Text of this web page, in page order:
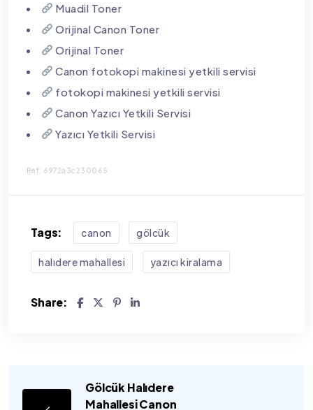
Muadil Toner
Orijinal Canon Toner
Orijinal Toner
Canon fotokopi makinesi yetkili servisi
fotokopi makinesi yetkili servisi
Canon Yazıcı Yetkili Servisi
Yazıcı Yetkili Servisi
Ref: 6972a3c230065
Tags: canon gölcük
halıdere mahallesi yazıcı kiralama
Share:
Gölcük Halıdere
Mahallesi Canon